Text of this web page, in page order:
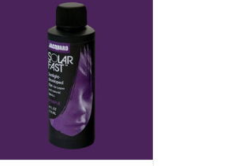
der sich der Farbstoff unter dem
Einfluss von Sonne (UV-licht)
entwickelt. Zur Verwendung auf
Textilien, Holz, Papier usw.